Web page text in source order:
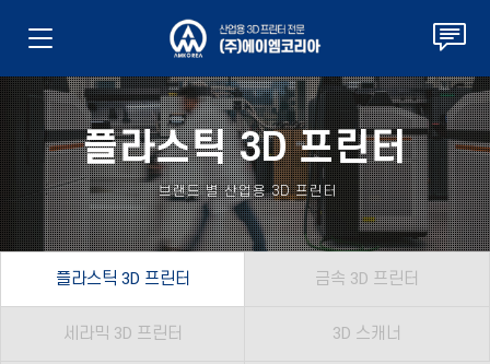
플라스틱 3D 프린터
브랜드 별 산업용 3D 프린터
플라스틱 3D 프린터 금속 3D 프린터
세라믹 3D 프린터 3D 스캐너